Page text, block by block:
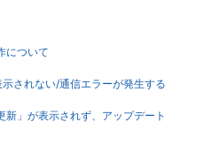
について
されない/通信エラーが発生する
新」が表示されず、アップデート